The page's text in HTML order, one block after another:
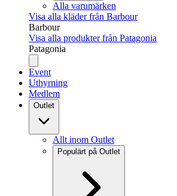
Alla varumärken
Visa alla kläder från Barbour
Barbour
Visa alla produkter från Patagonia
Patagonia
Event
Uthyrning
Medlem
Outlet
Allt inom Outlet
Populärt på Outlet